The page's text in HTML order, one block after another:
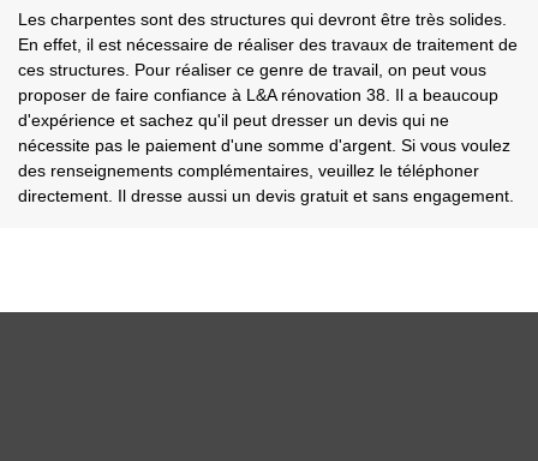
Les charpentes sont des structures qui devront être très solides.
En effet, il est nécessaire de réaliser des travaux de traitement de
ces structures. Pour réaliser ce genre de travail, on peut vous
proposer de faire confiance à L&A rénovation 38. Il a beaucoup
d'expérience et sachez qu'il peut dresser un devis qui ne
nécessite pas le paiement d'une somme d'argent. Si vous voulez
des renseignements complémentaires, veuillez le téléphoner
directement. Il dresse aussi un devis gratuit et sans engagement.